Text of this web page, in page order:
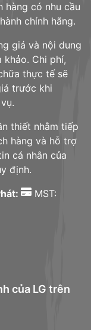
hàng có nhu cầu
chính hãng.
giá và nội dung
Chi phí,
thực tế sẽ
trước khi
thiết nhằm tiếp
hàng và hỗ trợ
cá nhân của
định.
MST:
của LG trên